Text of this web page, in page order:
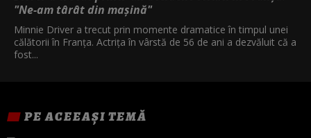
"Ne-am târât din mașină"
Minnie Driver a trecut prin momente dramatice în timpul unei
călătorii în Franța. Actrița în vârstă de 56 de ani a dezvăluit că a
fost...
PE ACEEAȘI TEMĂ